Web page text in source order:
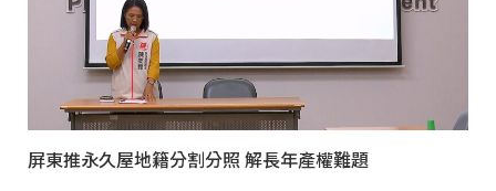
屏東推永久屋地籍分割分照 解長年產權難題